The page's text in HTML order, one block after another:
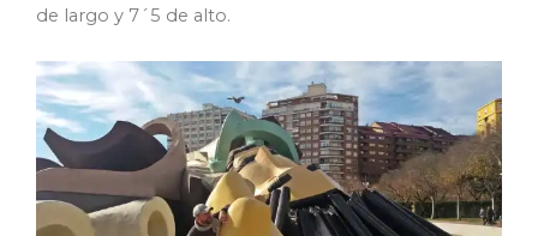
de largo y 7´5 de alto.